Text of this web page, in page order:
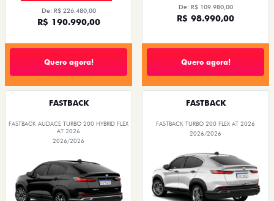
De: R$ 226.480,00
R$ 190.990,00
Quero agora!
De: R$ 109.980,00
R$ 98.990,00
Quero agora!
FASTBACK
FASTBACK AUDACE TURBO 200 HYBRID FLEX
AT 2026
2026/2026
FASTBACK
FASTBACK TURBO 200 FLEX AT 2026
2026/2026